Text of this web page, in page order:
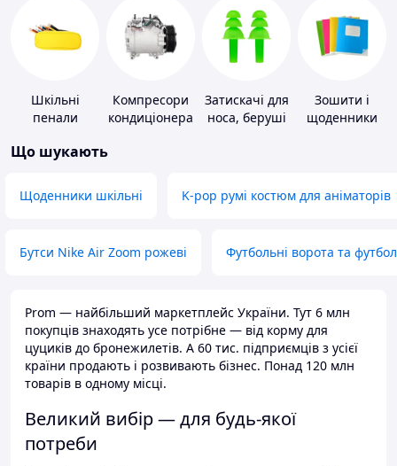
Шкільні
пенали
Компресори
кондиціонера
Затискачі для
носа, беруші
Зошити і
щоденники
Що шукають
Щоденники шкільні K-pop румі костюм для аніматорів
Бутси Nike Air Zoom рожеві Футбольні ворота та
Prom — найбільший маркетплейс України. Тут 6 млн
покупців знаходять усе потрібне — від корму для
цуциків до бронежилетів. А 60 тис. підприємців з усієї
країни продають і розвивають бізнес. Понад 120 млн
товарів в одному місці.
Великий вибір — для будь-якої
потреби